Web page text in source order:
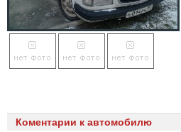
Коментарии к автомобилю